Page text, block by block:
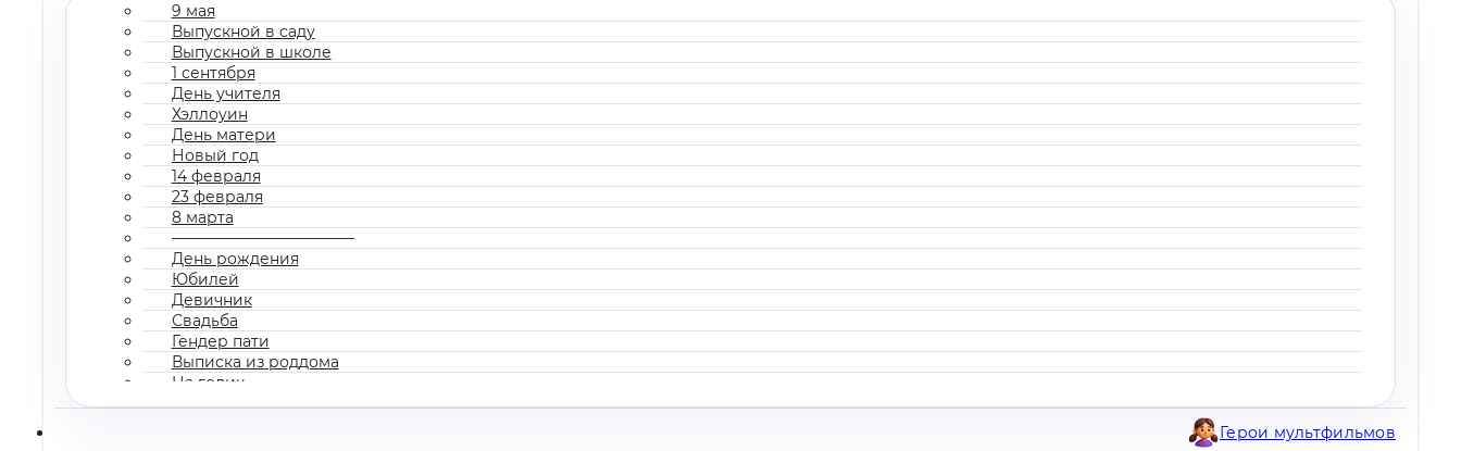
9 мая
Выпускной в саду
Выпускной в школе
1 сентября
День учителя
Хэллоуин
День матери
Новый год
14 февраля
23 февраля
8 марта
————————————
День рождения
Юбилей
Девичник
Свадьба
Гендер пати
Выписка из роддома
На годик
Корпоратив
Герои мультфильмов